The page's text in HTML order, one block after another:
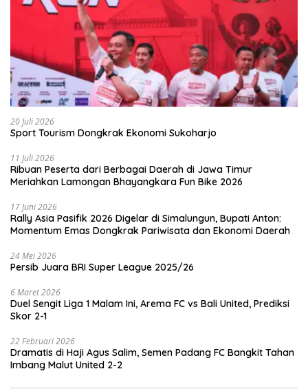
20 Juli 2026
Sport Tourism Dongkrak Ekonomi Sukoharjo
11 Juli 2026
Ribuan Peserta dari Berbagai Daerah di Jawa Timur
Meriahkan Lamongan Bhayangkara Fun Bike 2026
17 Juni 2026
Rally Asia Pasifik 2026 Digelar di Simalungun, Bupati Anton:
Momentum Emas Dongkrak Pariwisata dan Ekonomi Daerah
24 Mei 2026
Persib Juara BRI Super League 2025/26
6 Maret 2026
Duel Sengit Liga 1 Malam Ini, Arema FC vs Bali United, Prediksi
Skor 2-1
22 Februari 2026
Dramatis di Haji Agus Salim, Semen Padang FC Bangkit Tahan
Imbang Malut United 2-2